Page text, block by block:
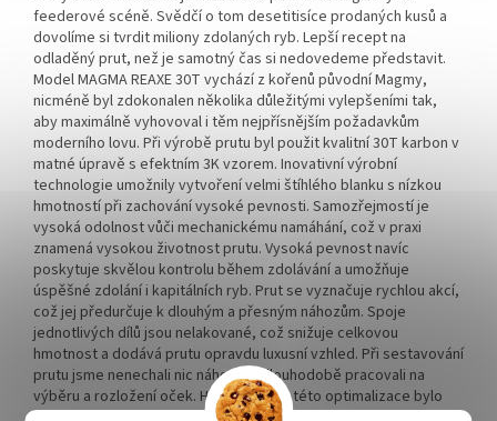
feederové scéně. Svědčí o tom desetitisíce prodaných kusů a
dovolíme si tvrdit miliony zdolaných ryb. Lepší recept na
odladěný prut, než je samotný čas si nedovedeme představit.
Model MAGMA REAXE 30T vychází z kořenů původní Magmy,
nicméně byl zdokonalen několika důležitými vylepšeními tak,
aby maximálně vyhovoval i těm nejpřísnějším požadavkům
moderního lovu. Při výrobě prutu byl použit kvalitní 30T karbon v
matné úpravě s efektním 3K vzorem. Inovativní výrobní
technologie umožnily vytvoření velmi štíhlého blanku s nízkou
hmotností při zachování vysoké pevnosti. Samozřejmostí je
vysoká odolnost vůči mechanickému namáhání, což v praxi
znamená vysokou životnost prutu. Vysoká pevnost navíc
poskytuje skvělou kontrolu během zdolávání a umožňuje
úspěšné zdolání i kapitálních ryb. Prut se vyznačuje rychlou akcí,
což jej předurčuje k dlouhým a přesným náhozům. Spoje
jednotlivých dílů jsou nelakované, což snižuje celkovou
hmotnost a dodává prutu opravdu luxusní vzhled. Při sestavování
prutu jsme nenechali nic náhodě a dlouhodobě pracovali na
výběru a rozložení oček. Hlavním cílem této optimalizace bylo